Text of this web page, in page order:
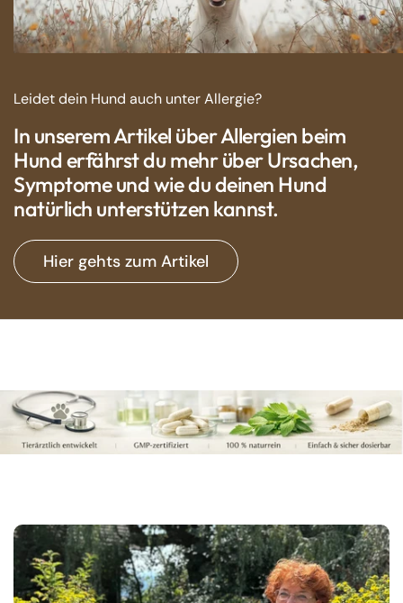
Leidet dein Hund auch unter Allergie?
In unserem Artikel über Allergien beim
Hund erfährst du mehr über Ursachen,
Symptome und wie du deinen Hund
natürlich unterstützen kannst.
Hier gehts zum Artikel